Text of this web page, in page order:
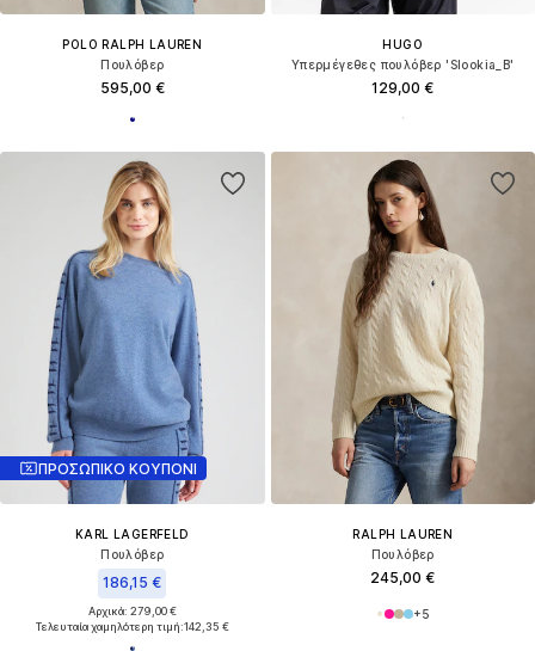
POLO RALPH LAUREN
Πουλόβερ
595,00 €
HUGO
Υπερμέγεθες πουλόβερ 'Slookia_B'
129,00 €
ΠΡΟΣΩΠΙΚΟ ΚΟΥΠΟΝΙ
KARL LAGERFELD
Πουλόβερ
186,15 €
Αρχικά: 279,00 €
Τελευταία χαμηλότερη τιμή:142,35 €
RALPH LAUREN
Πουλόβερ
245,00 €
+5